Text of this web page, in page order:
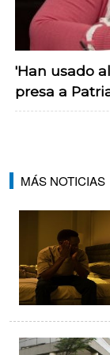
'Han usado
presa a
MÁS NOTICIAS